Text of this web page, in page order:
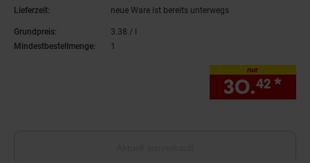
Lieferzeit: neue Ware ist bereits unterwegs
Grundpreis: 3. 38 / l
Mindestbestellmenge:
1
nur
30.42 *